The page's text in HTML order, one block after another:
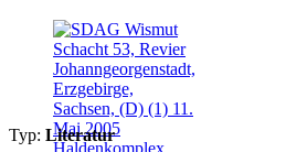
Typ: Literatur